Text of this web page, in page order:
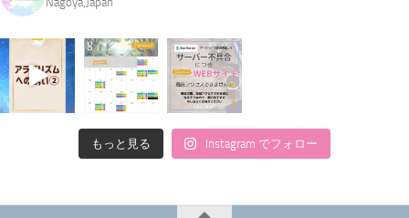
もっと見る Instagram でフォロー